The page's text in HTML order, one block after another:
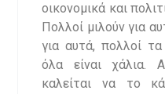
οικονομικά και
Πολλοί μιλούν για
για αυτά, πολλοί τα
όλα είναι χάλια.
καλείται να το